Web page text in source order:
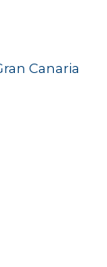
Canaria